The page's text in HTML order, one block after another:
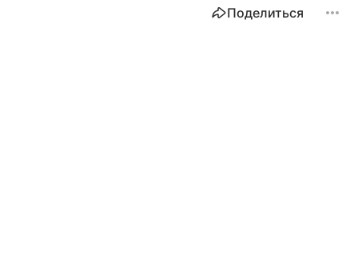
Поделиться